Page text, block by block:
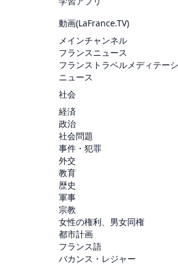
動画(LaFrance.TV)
メインチャンネル
フランスニュース
フランストラベルメディテー
ニュース
社会
経済
政治
社会問題
事件・犯罪
外交
教育
歴史
軍事
宗教
女性の権利、男女同権
都市計画
フランス語
バカンス・レジャー